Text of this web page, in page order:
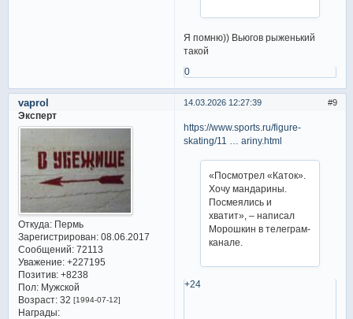
Я помню)) Вьюгов рыженький
такой
0
9
14.03.2026 12:27:39
vaprol
Эксперт
Откуда:Пермь
Зарегистрирован: 08.06.2017
Сообщений:72113
Уважение: +227195
Позитив: +8238
Пол:Мужской
Возраст:32 [1994-07-12]
Награды:
https://www.sports.ru/figure-
skating/11 … ariny.html
«Посмотрел «Каток».
Хочу мандарины.
Посмеялись и
хватит», – написал
Морошкин в телеграм-
канале.
+24